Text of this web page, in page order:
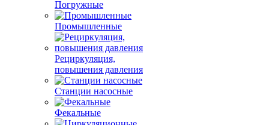
Погружные
Промышленные
Рециркуляция,
повышения давления
Станции насосные
Фекальные